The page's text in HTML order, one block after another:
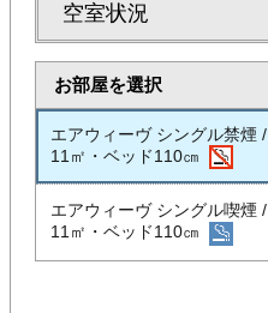
空室状況
お部屋を選択
エアウィーヴ シングル禁煙 /
11㎡・ベッド110㎝
エアウィーヴ シングル喫煙 /
11㎡・ベッド110㎝